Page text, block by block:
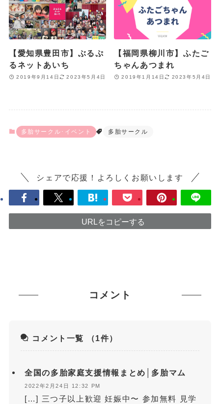
多胎サークル･イベント 多胎サークル
シェアで応援！よろしくお願いします
URLをコピーする
【愛知県豊田市】ぶるぷ
るネットあいち
2019年9月14日 2023年5月4日
【福岡県柳川市】ふたご
ちゃんあつまれ
2019年1月14日 2023年5月4日
コメント
コメント一覧 （1件）
全国の多胎家庭支援情報まとめ│多胎マム
2022年2月24日 12:32 PM
[…] 三つ子以上歓迎 妊娠中〜 参加無料 見学